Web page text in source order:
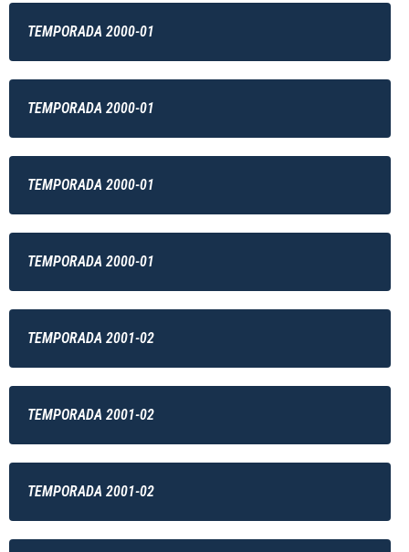
TEMPORADA 2000-01
TEMPORADA 2000-01
TEMPORADA 2000-01
TEMPORADA 2000-01
TEMPORADA 2001-02
TEMPORADA 2001-02
TEMPORADA 2001-02